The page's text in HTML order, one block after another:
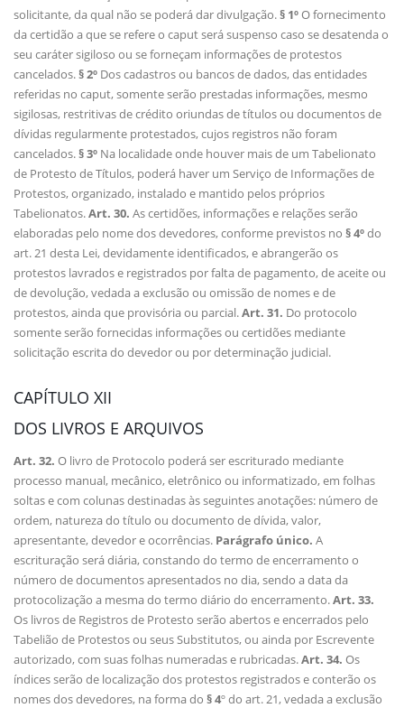
solicitante, da qual não se poderá dar divulgação.§ 1ºO fornecimento
da certidão a que se refere o caput será suspenso caso se desatenda o
seu caráter sigiloso ou se forneçam informações de protestos
cancelados.§ 2º Dos cadastros ou bancos de dados, das entidades
referidas no caput, somente serão prestadas informações, mesmo
sigilosas, restritivas de crédito oriundas de títulos ou documentos de
dívidas regularmente protestados, cujos registros não foram
cancelados.§ 3º Na localidade onde houver mais de um Tabelionato
de Protesto de Títulos, poderá haver um Serviço de Informações de
Protestos, organizado, instalado e mantido pelos próprios
Tabelionatos.Art. 30. As certidões, informações e relações serão
elaboradas pelo nome dos devedores, conforme previstos no § 4ºdo
art. 21 desta Lei, devidamente identificados, e abrangerão os
protestos lavrados e registrados por falta de pagamento, de aceite ou
de devolução, vedada a exclusão ou omissão de nomes e de
protestos, ainda que provisória ou parcial.Art. 31. Do protocolo
somente serão fornecidas informações ou certidões mediante
solicitação escrita do devedor ou por determinação judicial.
CAPÍTULO XII
DOS LIVROS E ARQUIVOS
Art. 32. O livro de Protocolo poderá ser escriturado mediante
processo manual, mecânico, eletrônico ou informatizado, em folhas
soltas e com colunas destinadas às seguintes anotações: número de
ordem, natureza do título ou documento de dívida, valor,
apresentante, devedor e ocorrências. Parágrafo único. A
escrituração será diária, constando do termo de encerramento o
número de documentos apresentados no dia, sendo a data da
protocolização a mesma do termo diário do encerramento.Art. 33.
Os livros de Registros de Protesto serão abertos e encerrados pelo
Tabelião de Protestos ou seus Substitutos, ou ainda por Escrevente
autorizado, com suas folhas numeradas e rubricadas.Art. 34. Os
índices serão de localização dos protestos registrados e conterão os
nomes dos devedores, na forma do § 4º do art. 21, vedada a exclusão